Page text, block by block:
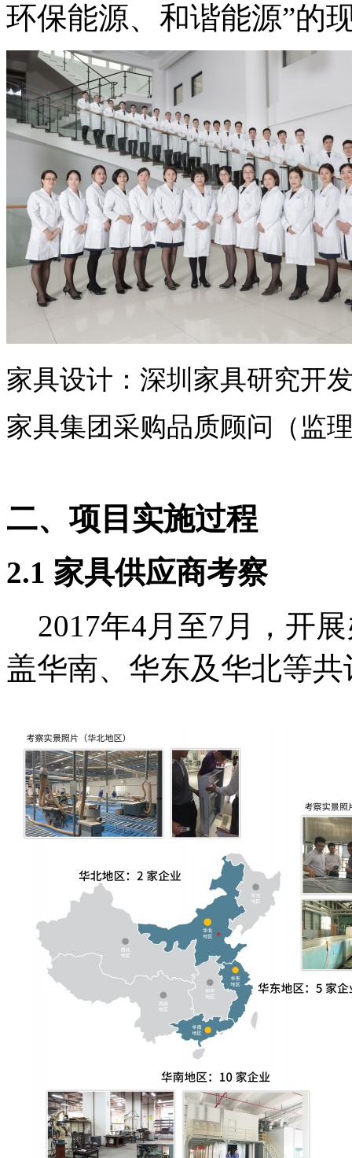
环保能源、和谐能源”的
家具设计：深圳家具研究开
家具集团采购品质顾问（监
二、项目实施过程
2.1 家具供应商考察
2017年4月至7月，开
盖华南、华东及华北等